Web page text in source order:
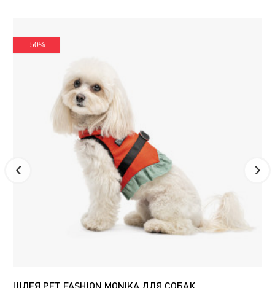
-50%
ШЛЕЯ PET FASHION MONIKA ДЛЯ СОБАК